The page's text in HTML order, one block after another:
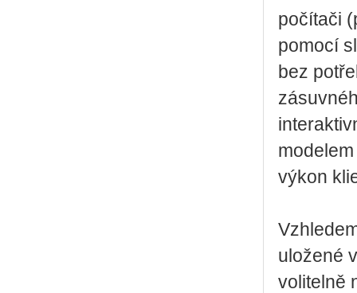
počítači
pomocí
bez
výkon
uložené
volitelně